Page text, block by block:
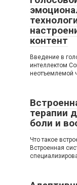
контент
Введение в
интеллектом
неотъемлемой
терапии
боли и
Что такое
Встроенная